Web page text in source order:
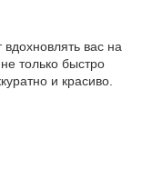
вас на
только быстро
и красиво.